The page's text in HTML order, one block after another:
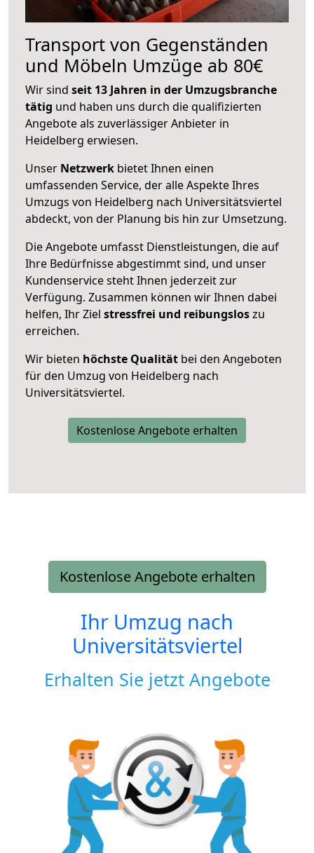
Transport von Gegenständen
und Möbeln Umzüge ab 80€
Wir sind seit 13 Jahren in der Umzugsbranche
tätig und haben uns durch die qualifizierten
Angebote als zuverlässiger Anbieter in
Heidelberg erwiesen.
Unser Netzwerk bietet Ihnen einen
umfassenden Service, der alle Aspekte Ihres
Umzugs von Heidelberg nach Universitätsviertel
abdeckt, von der Planung bis hin zur Umsetzung.
Die Angebote umfasst Dienstleistungen, die auf
Ihre Bedürfnisse abgestimmt sind, und unser
Kundenservice steht Ihnen jederzeit zur
Verfügung. Zusammen können wir Ihnen dabei
helfen, Ihr Ziel stressfrei und reibungsloszu
erreichen.
Wir bieten höchste Qualität bei den Angeboten
für den Umzug von Heidelberg nach
Universitätsviertel.
Kostenlose Angebote erhalten
Kostenlose Angebote erhalten
Ihr Umzug nach
Universitätsviertel
Erhalten Sie jetzt Angebote